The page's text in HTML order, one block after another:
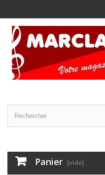
Panier (vide)